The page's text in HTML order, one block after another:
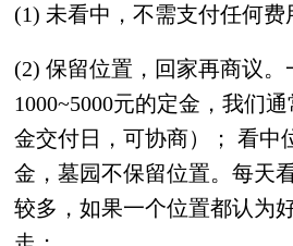
(1) 未看中，不需支付任何费
(2) 保留位置，回家再商议。
1000~5000元的定金，我们
金交付日，可协商）； 看中
金，墓园不保留位置。每天
较多，如果一个位置都认为